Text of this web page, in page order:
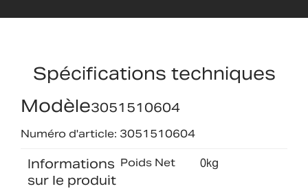
Spécifications techniques
Modèle3051510604
Numéro d'article: 3051510604
Informations
sur le produit
Poids Net 0kg